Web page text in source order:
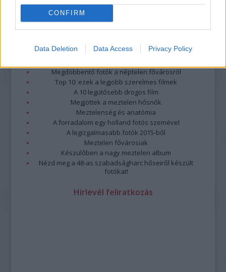
CONFIRM
Data Deletion Data Access Privacy Policy
Megdöbbentő fotók a néptelen fővárosról
Top 10: ezek a legjobb szerelmes filmek
A 10 legütősebb drogos film
Megjöttek a meztelen hősnők
Meztelenség és anatómia
A forradalom egy holland fotós szemével
A legizgalmasabb fotók 2015-ből
Meztelen fővárosiak
Készülőben a nagy meztelen album
Nézd meg a 48-as szabadságharc hőseiről készült
fotókat!
Hírlevél feliratkozás